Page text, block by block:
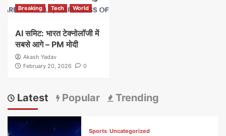
Breaking Tech World
AI समिट: भारत टेक्नोलॉजी में
सबसे आगे – PM मोदी
Akash Yadav
February 20, 2026
0
Latest Popular Trending
Sports Uncategorized